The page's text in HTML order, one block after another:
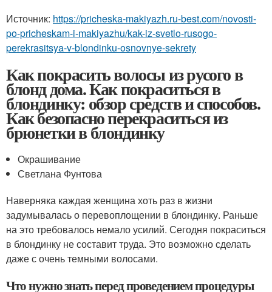
Источник: https://pricheska-makiyazh.ru-best.com/novosti-
po-pricheskam-i-makiyazhu/kak-iz-svetlo-rusogo-
perekrasitsya-v-blondinku-osnovnye-sekrety
Как покрасить волосы из русого в
блонд дома. Как покраситься в
блондинку: обзор средств и способов.
Как безопасно перекраситься из
брюнетки в блондинку
Окрашивание
Светлана Фунтова
Наверняка каждая женщина хоть раз в жизни
задумывалась о перевоплощении в блондинку. Раньше
на это требовалось немало усилий. Сегодня покраситься
в блондинку не составит труда. Это возможно сделать
даже с очень темными волосами.
Что нужно знать перед проведением процедуры